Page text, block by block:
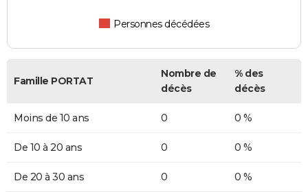
Personnes décédées
Famille PORTAT
Nombre de
décès
% des
décès
Moins de 10 ans 0 0 %
De 10 à 20 ans 0 0 %
De 20 à 30 ans 0 0 %